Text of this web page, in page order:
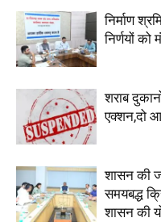
निर्माण
निर्णयों
शराब
एक्शन,दो
शासन की
समयबद्ध
शासन की